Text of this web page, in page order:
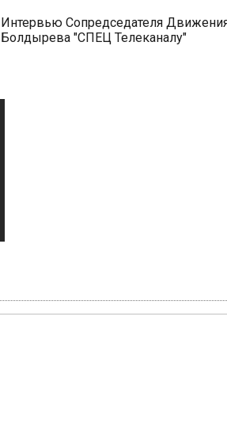
Интервью Сопредседателя
Болдырева "СПЕЦ Телеканалу"